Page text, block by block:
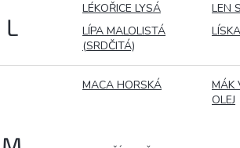
L
LÉKOŘICE LYSÁ LEN
LÍPA MALOLISTÁ
(SRDČITÁ)
MACA HORSKÁ
MÁK
OLEJ